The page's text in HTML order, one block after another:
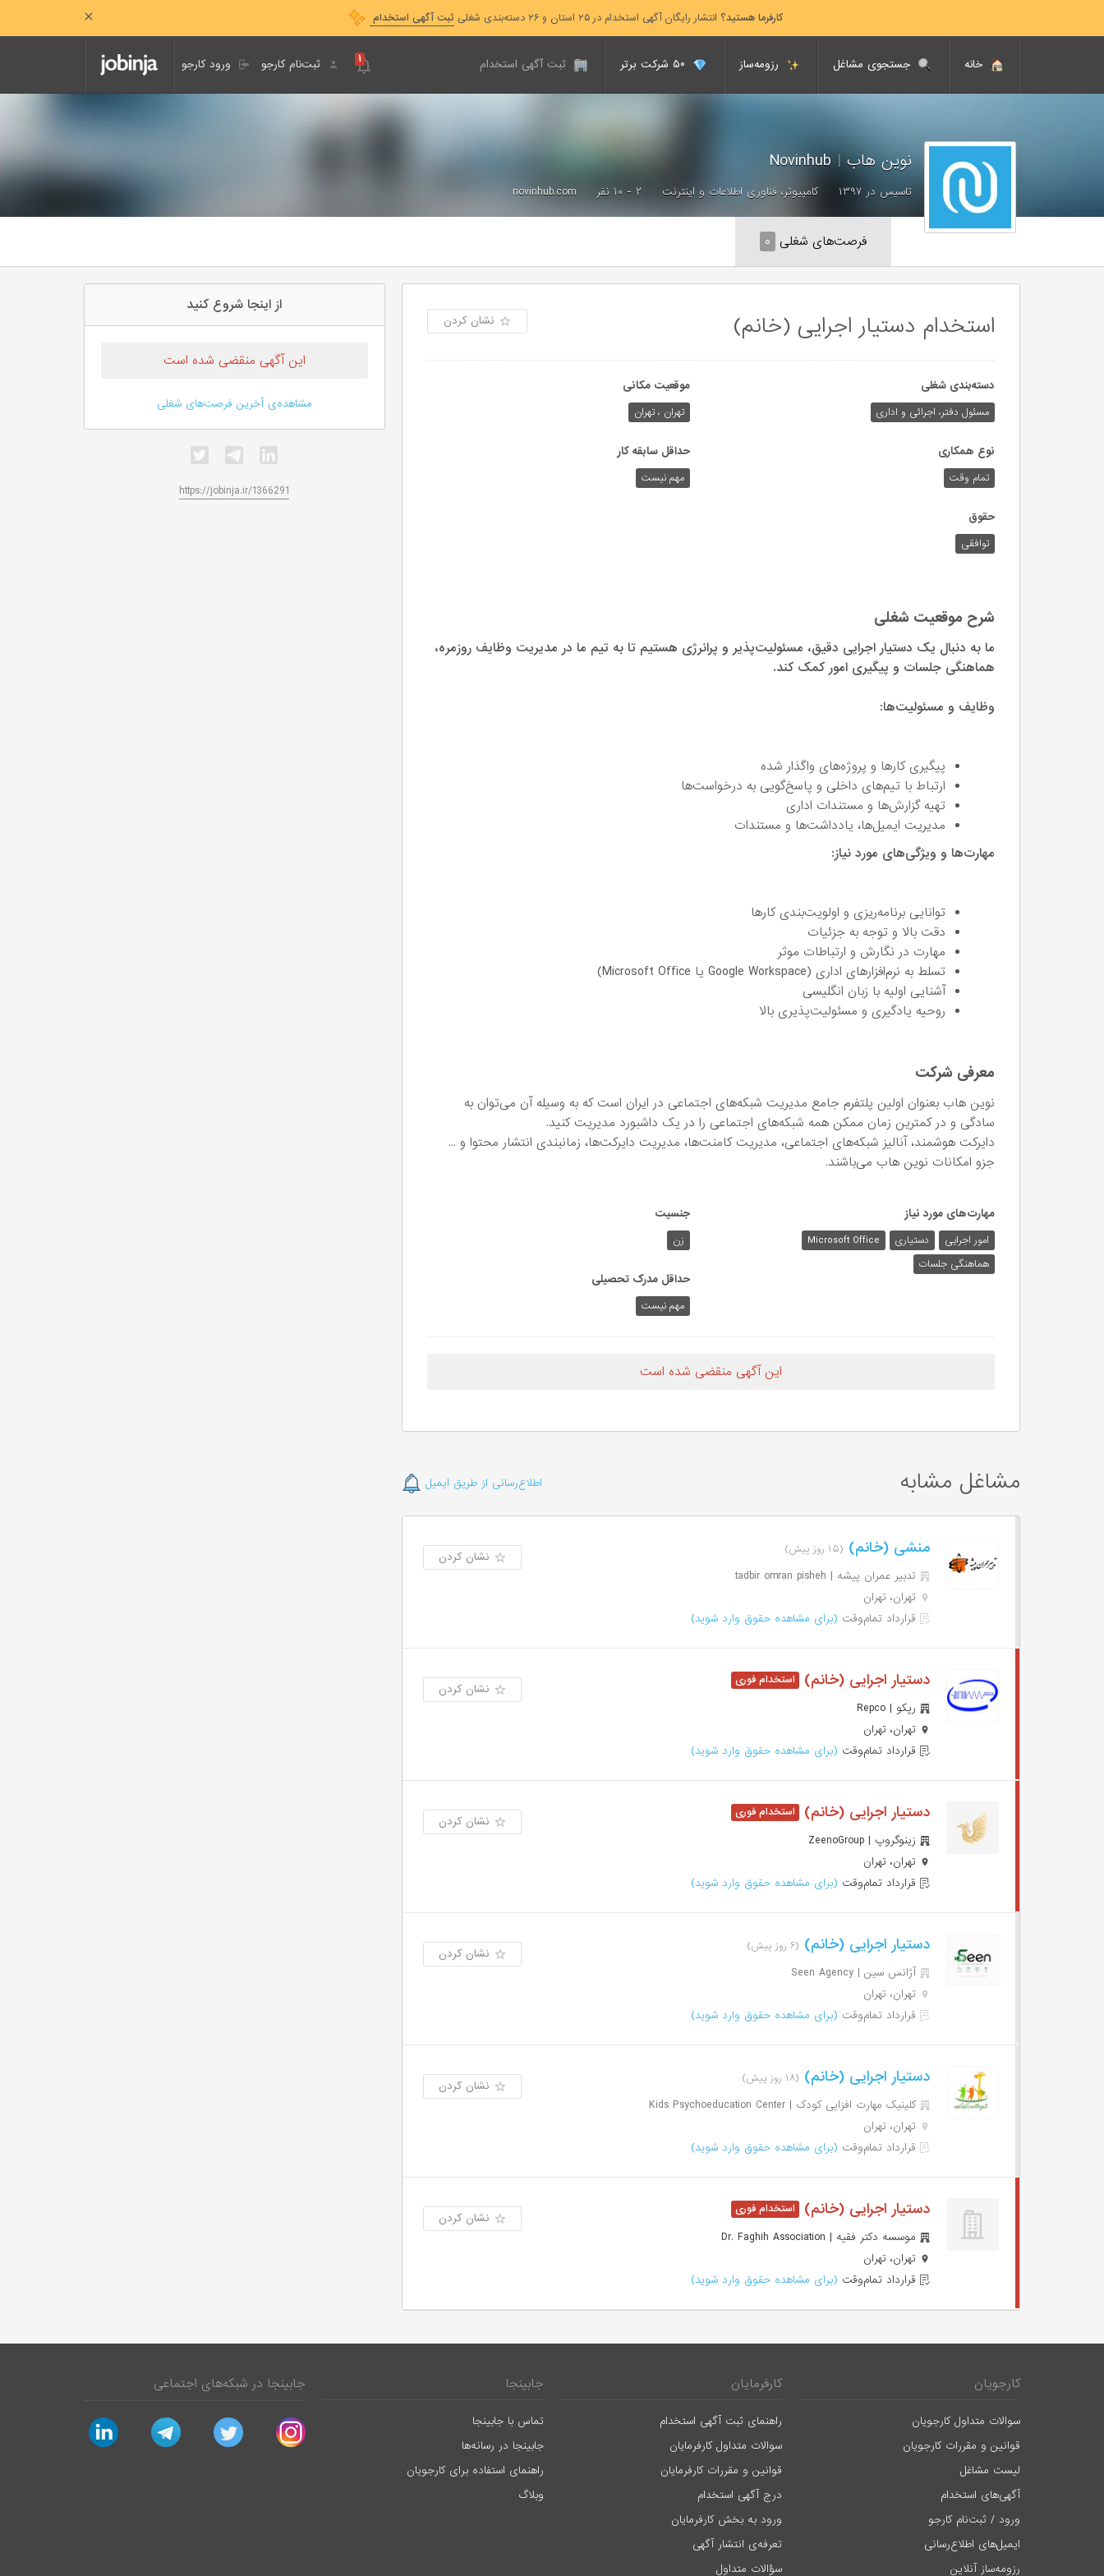
کارفرما هستید؟ انتشار رایگان آگهی استخدام در ۲۵ استان و ۲۶ دسته‌بندی شغلی ثبت آگهی استخدام
خانه جستجوی مشاغل رزومه‌ساز ثبت آگهی استخدام ورود کارجو ثبت‌نام کارجو ۱
نوین هاب|
Novinhub
تاسیس در ۱۳۹۷ کامپیوتر، فناوری اطلاعات و اینترنت ۲ - ۱۰ نفر novinhub.com
فرصت‌های شغلی ۰
استخدام دستیار اجرایی (خانم) نشان کردن
دسته‌بندی شغلی
مسئول دفتر، اجرائی و اداری
موقعیت مکانی
تهران ، تهران
نوع همکاری
تمام وقت
حداقل سابقه کار
مهم نیست
حقوق
توافقی
شرح موقعیت شغلی
ما به دنبال یک دستیار اجرایی دقیق، مسئولیت‌پذیر و پرانرژی هستیم تا به تیم ما در مدیریت وظایف روزمره،
هماهنگی جلسات و پیگیری امور کمک کند.
وظایف و مسئولیت‌ها:
پیگیری کارها و پروژه‌های واگذار شده
ارتباط با تیم‌های داخلی و پاسخ‌گویی به درخواست‌ها
تهیه گزارش‌ها و مستندات اداری
مدیریت ایمیل‌ها، یادداشت‌ها و مستندات
مهارت‌ها و ویژگی‌های مورد نیاز:
توانایی برنامه‌ریزی و اولویت‌بندی کارها
دقت بالا و توجه به جزئیات
مهارت در نگارش و ارتباطات موثر
تسلط به نرم‌افزارهای اداری (Google Workspace یا Microsoft Office)
آشنایی اولیه با زبان انگلیسی
روحیه یادگیری و مسئولیت‌پذیری بالا
معرفی شرکت
نوین هاب بعنوان اولین پلتفرم جامع مدیریت شبکه‌های اجتماعی در ایران است که به وسیله آن می‌توان به
سادگی و در کمترین زمان ممکن همه شبکه‌های اجتماعی را در یک داشبورد مدیریت کنید.
دایرکت هوشمند، آنالیز شبکه‌های اجتماعی، مدیریت کامنت‌ها، مدیریت دایرکت‌ها، زمانبندی انتشار محتوا و ...
جزو امکانات نوین هاب می‌باشند.
مهارت‌های مورد نیاز
امور اجرایی دستیاری
Microsoft Office
هماهنگی جلسات
جنسیت
زن
حداقل مدرک تحصیلی
مهم نیست
این آگهی منقضی شده است
مشاغل مشابه اطلاع‌رسانی از طریق ایمیل
منشی (خانم) (۱۵ روز پیش)
تدبیر عمران پیشه | tadbir omran pisheh
تهران، تهران
قرارداد تمام‌وقت (برای مشاهده حقوق وارد شوید)
نشان کردن
دستیار اجرایی (خانم)
رپکو | Repco
تهران، تهران
قرارداد تمام‌وقت (برای مشاهده حقوق وارد شوید)
نشان کردن
دستیار اجرایی (خانم)
زینوگروپ | ZeenoGroup
تهران، تهران
قرارداد تمام‌وقت (برای مشاهده حقوق وارد شوید)
نشان کردن
دستیار اجرایی (خانم) (۶ روز پیش)
آژانس سین | Seen Agency
تهران، تهران
قرارداد تمام‌وقت (برای مشاهده حقوق وارد شوید)
نشان کردن
دستیار اجرایی (خانم) (۱۸ روز پیش)
کلینیک مهارت افزایی کودک | Kids Psychoeducation Center
تهران، تهران
قرارداد تمام‌وقت (برای مشاهده حقوق وارد شوید)
نشان کردن
دستیار اجرایی (خانم)
موسسه دکتر فقیه | Dr. Faghih Association
تهران، تهران
قرارداد تمام‌وقت (برای مشاهده حقوق وارد شوید)
نشان کردن
از اینجا شروع کنید
این آگهی منقضی شده است
مشاهده‌ی آخرین فرصت‌های شغلی
https://jobinja.ir/1366291
کارجویان
سوالات متداول کارجویان
قوانین و مقررات کارجویان
لیست مشاغل
آگهی‌های استخدام
ورود / ثبت‌نام کارجو
ایمیل‌های اطلاع‌رسانی
رزومه‌ساز آنلاین
کارفرمایان
راهنمای ثبت آگهی استخدام
سوالات متداول کارفرمایان
قوانین و مقررات کارفرمایان
درج آگهی استخدام
ورود به بخش کارفرمایان
تعرفه‌ی انتشار آگهی
سؤالات متداول
جابینجا
تماس با جابینجا
جابینجا در رسانه‌ها
راهنمای استفاده برای کارجویان
وبلاگ
جابینجا در شبکه‌های اجتماعی
instagram
twitter
telegram
linkedin